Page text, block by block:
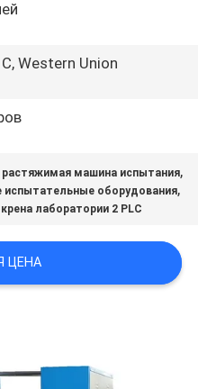
Western Union
растяжимая машина испытания,
испытательные оборудования,
лаборатории 2 PLC
ЦЕНА